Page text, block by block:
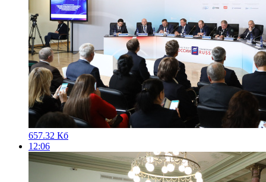
657.32 Кб
12:06